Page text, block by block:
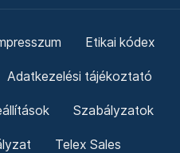
Etikai kódex
Adatkezelési tájékoztató
Szabályzatok
Telex Sales